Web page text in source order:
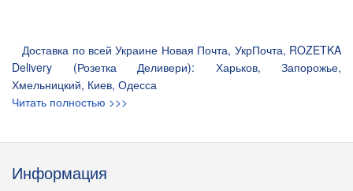
Доставка по всей Украине Новая Почта, УкрПочта, ROZETKA
Delivery (Розетка Деливери): Харьков, Запорожье,
Хмельницкий, Киев, Одесса
Читать полностью >>>
Информация